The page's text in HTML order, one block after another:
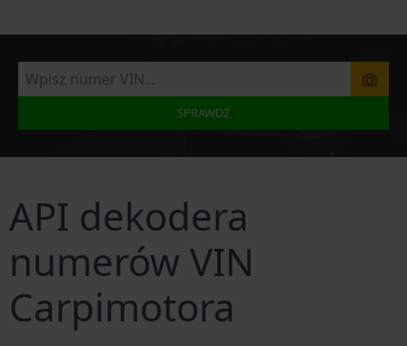
SPRAWDŹ
API dekodera
numerów VIN
Carpimotora